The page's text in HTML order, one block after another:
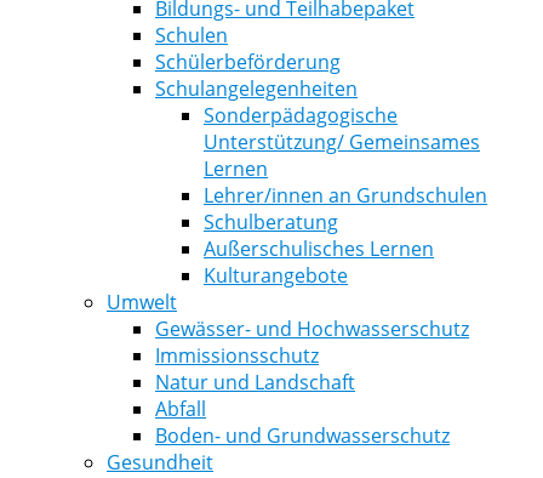
Bildungs- und Teilhabepaket
Schulen
Schülerbeförderung
Schulangelegenheiten
Sonderpädagogische
Unterstützung/ Gemeinsames
Lernen
Lehrer/innen an Grundschulen
Schulberatung
Außerschulisches Lernen
Kulturangebote
Umwelt
Gewässer- und Hochwasserschutz
Immissionsschutz
Natur und Landschaft
Abfall
Boden- und Grundwasserschutz
Gesundheit